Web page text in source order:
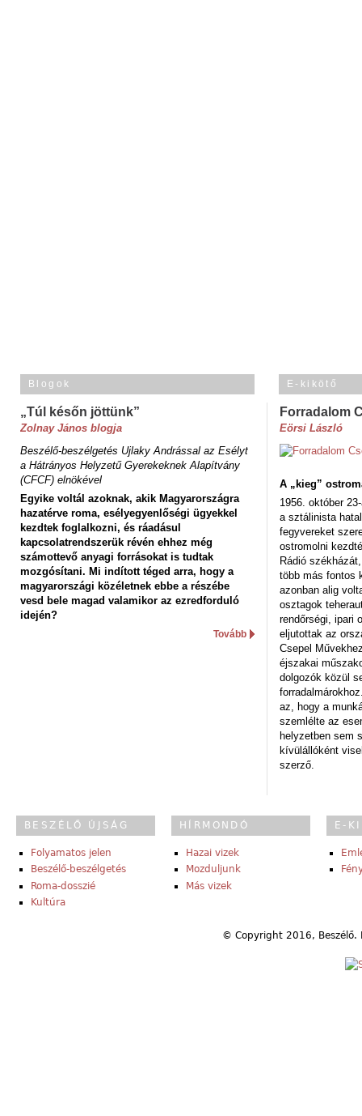
Blogok
„Túl későn jöttünk”
Zolnay János blogja
Beszélő-beszélgetés Ujlaky Andrással az Esélyt
a Hátrányos Helyzetű Gyerekeknek Alapítvány
(CFCF) elnökével
Egyike voltál azoknak, akik Magyarországra
hazatérve roma, esélyegyenlőségi ügyekkel
kezdtek foglalkozni, és ráadásul
kapcsolatrendszerük révén ehhez még
számottevő anyagi forrásokat is tudtak
mozgósítani. Mi indított téged arra, hogy a
magyarországi közéletnek ebbe a részébe
vesd bele magad valamikor az ezredforduló
idején?
Tovább
E-kikötő
Forradalom
Eörsi László
A „kieg”
1956. október
a sztálinista
fegyvereket
ostromolni
Rádió
több más fontos
azonban alig
osztagok
rendőrségi, ipari
eljutottak az
Csepel
éjszakai
dolgozók közül
az, hogy a
szemlélte az
helyzetben sem
kívülállóként
szerző.
BESZÉLŐ ÚJSÁG
Folyamatos jelen
Beszélő-beszélgetés
Roma-dosszié
Kultúra
HÍRMONDÓ
Hazai vizek
Mozduljunk
Más vizek
E-
© Copyright 2016,